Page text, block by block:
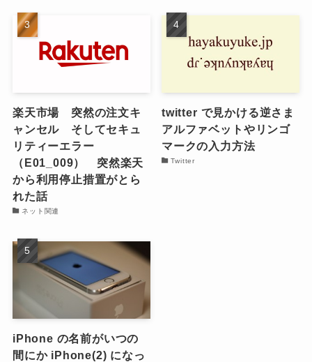
楽天市場 突然の注文キ
ャンセル そしてセキュ
リティーエラー
（E01_009） 突然楽天
から利用停止措置がとら
れた話
ネット関連
twitter で見かける逆さま
アルファベットやリンゴ
マークの入力方法
Twitter
iPhone の名前がいつの
間にか iPhone(2) になっ